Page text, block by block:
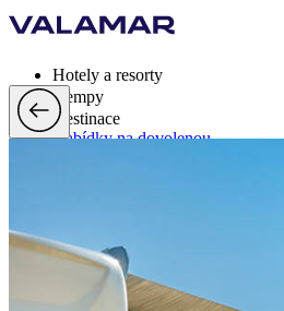
Hotely a resorty
Kempy
Destinace
Nabídky na dovolenou